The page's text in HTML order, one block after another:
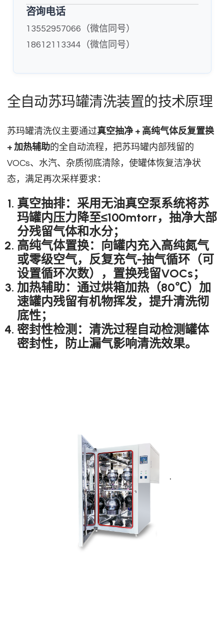
咨询电话
13552957066（微信同号）
18612113344（微信同号）
全自动苏玛罐清洗装置的技术原理
苏玛罐清洗仪主要通过真空抽净 + 高纯气体反复置换
+ 加热辅助的全自动流程，把苏玛罐内部残留的
VOCs、水汽、杂质彻底清除，使罐体恢复洁净状
态，满足再次采样要求：
真空抽排：采用无油真空泵系统将苏
玛罐内压力降至≤100mtorr，抽净大部
分残留气体和水分；
高纯气体置换：向罐内充入高纯氮气
或零级空气，反复充气-抽气循环（可
设置循环次数），置换残留VOCs；
加热辅助：通过烘箱加热（80℃）加
速罐内残留有机物挥发，提升清洗彻
底性；
密封性检测 ：清洗过程自动检测罐体
密封性，防止漏气影响清洗效果。